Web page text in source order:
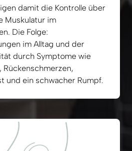
damit die Kontrolle
Muskulatur
Die
im Alltag und
durch Symptome
und ein schwacher Rumpf.